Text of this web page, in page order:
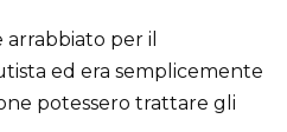
per il
ed era semplicemente
potessero trattare gli